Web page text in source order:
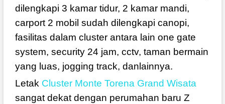
dilengkapi 3 kamar tidur, 2 kamar mandi,
carport 2 mobil sudah dilengkapi canopi,
fasilitas dalam cluster antara lain one gate
system, security 24 jam, cctv, taman bermain
yang luas, jogging track, danlainnya.
Letak Cluster Monte Torena Grand Wisata
sangat dekat dengan perumahan baru Z